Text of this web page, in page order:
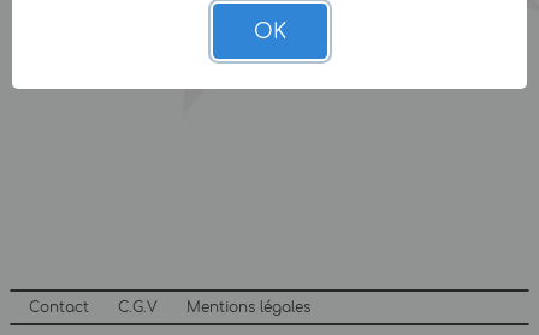
Contact C.G.V Mentions légales
OK